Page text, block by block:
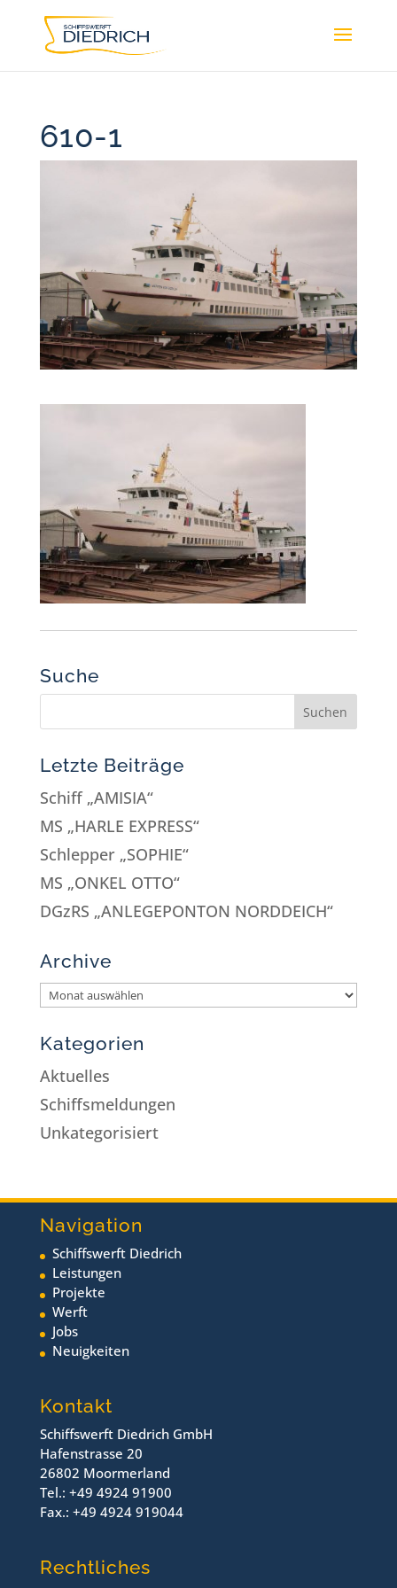
610-1
Suche
Letzte Beiträge
Schiff „AMISIA“
MS „HARLE EXPRESS“
Schlepper „SOPHIE“
MS „ONKEL OTTO“
DGzRS „ANLEGEPONTON NORDDEICH“
Archive
Kategorien
Aktuelles
Schiffsmeldungen
Unkategorisiert
Navigation
Schiffswerft Diedrich
Leistungen
Projekte
Werft
Jobs
Neuigkeiten
Kontakt
Schiffswerft Diedrich GmbH
Hafenstrasse 20
26802 Moormerland
Tel.: +49 4924 91900
Fax.: +49 4924 919044
Rechtliches